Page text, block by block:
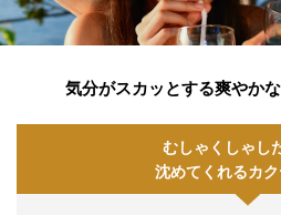
気分がスカッとする爽やか
むしゃくしゃし
沈めてくれるカク